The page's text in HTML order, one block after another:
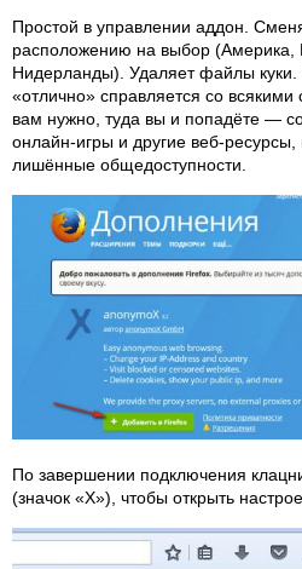
Простой в управлении аддон.
расположению на выбор (Америка,
Нидерланды). Удаляет файлы куки.
«отлично» справляется со
вам нужно, туда вы и попадёте —
онлайн-игры и другие веб-
лишённые общедоступности.
По завершении подключения
(значок «X»), чтобы открыть